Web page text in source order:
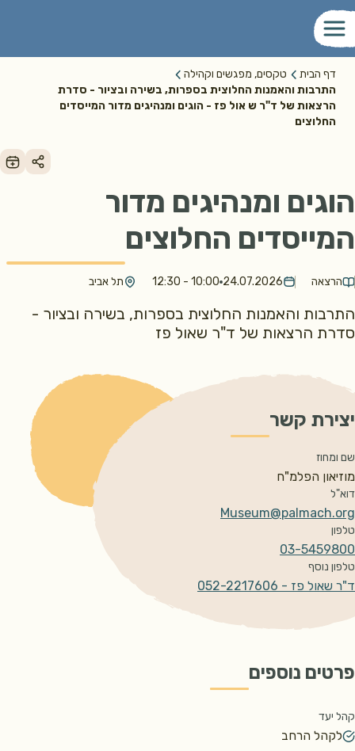
דף הבית
טקסים, מפגשים וקהילה
התרבות והאמנות החלוצית בספרות, בשירה ובציור - סדרת
הרצאות של ד"ר ש אול פז - הוגים ומנהיגים מדור המייסדים
החלוצים
הוגים ומנהיגים מדור
המייסדים החלוצים
הרצאה 24.07.2026
10:00 - 12:30 תל אביב
התרבות והאמנות החלוצית בספרות, בשירה ובציור -
סדרת הרצאות של ד"ר שאול פז
יצירת קשר
שם ומחוז
מוזיאון הפלמ"ח
דוא"ל
Museum@palmach.org
טלפון
03-5459800
טלפון נוסף
ד"ר שאול פז - 052-2217606
פרטים נוספים
קהל יעד
לקהל הרחב